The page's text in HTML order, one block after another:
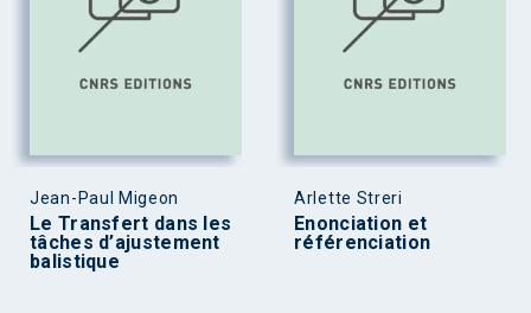
Jean-Paul Migeon
Le Transfert dans les
tâches d’ajustement
balistique
Arlette Streri
Enonciation et
référenciation